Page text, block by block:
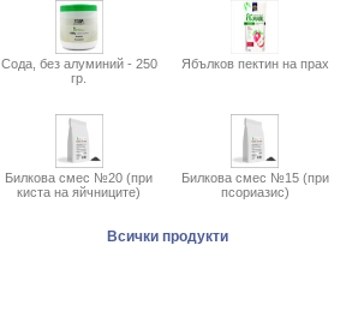
Сода, без алуминий - 250
гр.
Ябълков пектин на прах
Билкова смес №20 (при
киста на яйчниците)
Билкова смес №15 (при
псориазис)
Всички продукти